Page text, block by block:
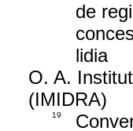
de
lidia
O. A.
(IMIDRA)
19